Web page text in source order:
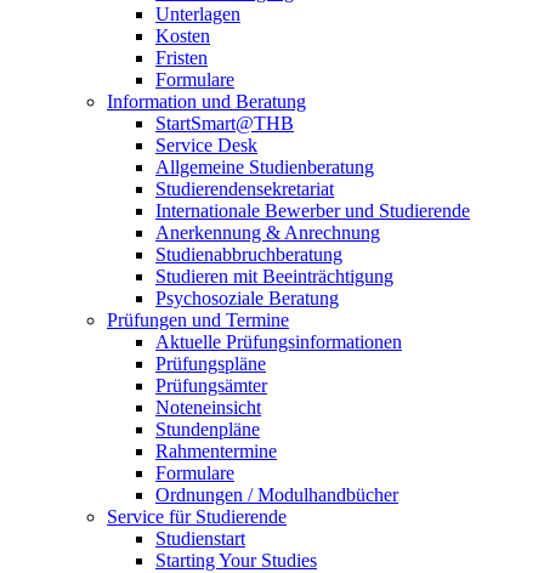
Unterlagen
Kosten
Fristen
Formulare
Information und Beratung
StartSmart@THB
Service Desk
Allgemeine Studienberatung
Studierendensekretariat
Internationale Bewerber und Studierende
Anerkennung & Anrechnung
Studienabbruchberatung
Studieren mit Beeinträchtigung
Psychosoziale Beratung
Prüfungen und Termine
Aktuelle Prüfungsinformationen
Prüfungspläne
Prüfungsämter
Noteneinsicht
Stundenpläne
Rahmentermine
Formulare
Ordnungen / Modulhandbücher
Service für Studierende
Studienstart
Starting Your Studies